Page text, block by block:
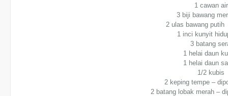
1 cawan air
3 biji bawang
2 ulas bawang
1 inci kunyit
3 batang
1 helai daun
1 helai daun
1/2 kubis
2 keping tempe –
2 batang lobak merah –